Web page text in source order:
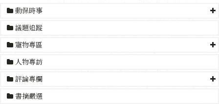
動保時事
議題追蹤
寵物專區
人物專訪
評論專欄
書摘嚴選